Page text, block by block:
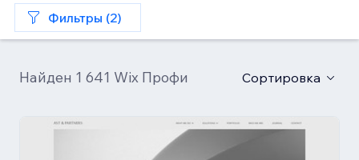
Фильтры (2)
Найден 1 641 Wix Профи Сортировка